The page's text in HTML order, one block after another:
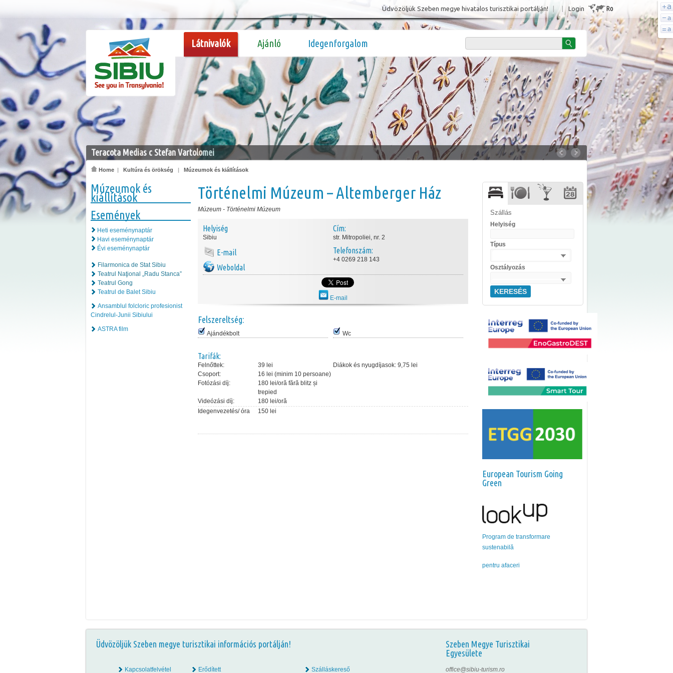
Login Ro
Üdvözöljük Szeben megye hivatalos turisztikai portálján!
Látnivalók Ajánló Idegenforgalom
Teracota Medias c Stefan Vartolomei
Home | Kultúra és örökség | Múzeumok és kiállítások
Múzeumok és
kiállítások
Események
Heti eseménynaptár
Havi eseménynaptár
Évi eseménynaptár
Filarmonica de Stat Sibiu
Teatrul Naţional „Radu Stanca”
Teatrul Gong
Teatrul de Balet Sibiu
Ansamblul folcloric profesionist
Cindrelul-Junii Sibiului
ASTRA film
Történelmi Múzeum – Altemberger Ház
Múzeum - Történelmi Múzeum
Helyiség
Sibiu
E-mail
Weboldal
Cím:
str. Mitropoliei, nr. 2
Telefonszám:
+4 0269 218 143
E-mail
Felszereltség:
Ajándékbolt Wc
Tarifák:
Felnőttek:
39 lei
Csoport:
16 lei (minim 10 persoane)
Fotózási díj:
180 lei/oră fără blitz și
trepied
Videózási díj:
180 lei/oră
Diákok és nyugdíjasok: 9,75 lei
Idegenvezetés/ óra 150 lei
Szállás
Helyiség
Típus
Osztályozás
KERESÉS
European Tourism Going
Green
Program de transformare
sustenabilă
pentru afaceri
Üdvözöljük Szeben megye turisztikai információs portálján!
Szeben Megye Turisztikai
Egyesülete
Kapcsolatfelvétel Erődített Szálláskereső office@sibiu-turism.ro